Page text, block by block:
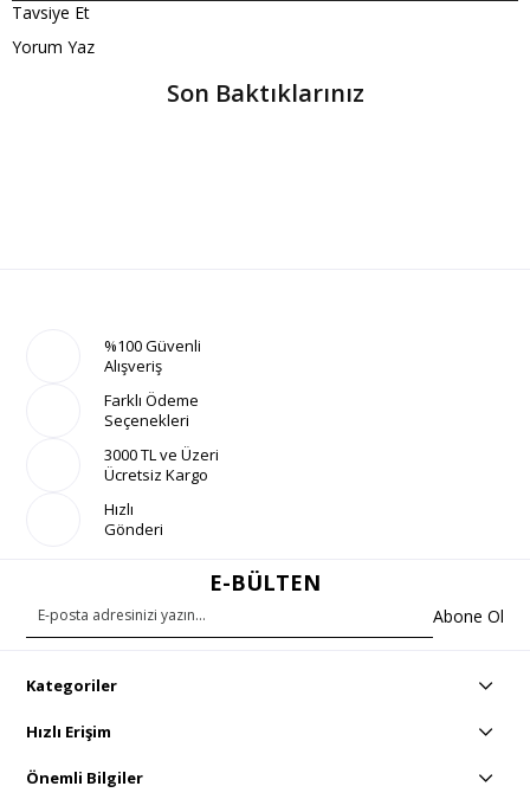
Tavsiye Et
Yorum Yaz
Son Baktıklarınız
%100 Güvenli
Alışveriş
Farklı Ödeme
Seçenekleri
3000 TL ve Üzeri
Ücretsiz Kargo
Hızlı
Gönderi
E-BÜLTEN
Abone Ol
Kategoriler
Hızlı Erişim
Önemli Bilgiler